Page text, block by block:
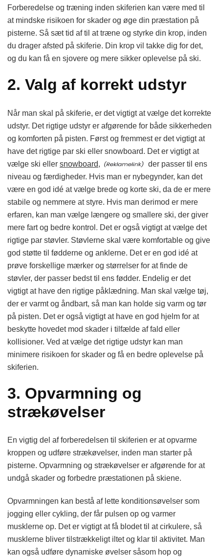
Forberedelse og træning inden skiferien kan være med til
at mindske risikoen for skader og øge din præstation på
pisterne. Så sæt tid af til at træne og styrke din krop, inden
du drager afsted på skiferie. Din krop vil takke dig for det,
og du kan få en sjovere og mere sikker oplevelse på ski.
2. Valg af korrekt udstyr
Når man skal på skiferie, er det vigtigt at vælge det korrekte
udstyr. Det rigtige udstyr er afgørende for både sikkerheden
og komforten på pisten. Først og fremmest er det vigtigt at
have det rigtige par ski eller snowboard. Det er vigtigt at
vælge ski eller snowboard,
der passer til ens
niveau og færdigheder. Hvis man er nybegynder, kan det
være en god idé at vælge brede og korte ski, da de er mere
stabile og nemmere at styre. Hvis man derimod er mere
erfaren, kan man vælge længere og smallere ski, der giver
mere fart og bedre kontrol. Det er også vigtigt at vælge det
rigtige par støvler. Støvlerne skal være komfortable og give
god støtte til fødderne og anklerne. Det er en god idé at
prøve forskellige mærker og størrelser for at finde de
støvler, der passer bedst til ens fødder. Endelig er det
vigtigt at have den rigtige påklædning. Man skal vælge tøj,
der er varmt og åndbart, så man kan holde sig varm og tør
på pisten. Det er også vigtigt at have en god hjelm for at
beskytte hovedet mod skader i tilfælde af fald eller
kollisioner. Ved at vælge det rigtige udstyr kan man
minimere risikoen for skader og få en bedre oplevelse på
skiferien.
3. Opvarmning og
strækøvelser
En vigtig del af forberedelsen til skiferien er at opvarme
kroppen og udføre strækøvelser, inden man starter på
pisterne. Opvarmning og strækøvelser er afgørende for at
undgå skader og forbedre præstationen på skiene.
Opvarmningen kan bestå af lette konditionsøvelser som
jogging eller cykling, der får pulsen op og varmer
musklerne op. Det er vigtigt at få blodet til at cirkulere, så
musklerne bliver tilstrækkeligt iltet og klar til aktivitet. Man
kan også udføre dynamiske øvelser såsom hop og